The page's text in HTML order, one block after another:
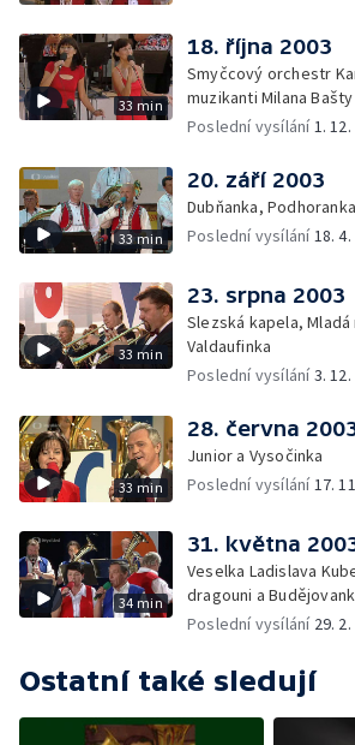
33 min
18. října 2003
Smyčcový orchestr
muzikanti Milana Bašty
Poslední vysílání1.
33 min
20. září 2003
Dubňanka,
Poslední vysílání18.
33 min
23. srpna 2003
Slezská kapela,
Valdaufinka
Poslední vysílání3.
33 min
28. června
Junior a Vysočinka
Poslední vysílání17.
34 min
31. května
Veselka Ladislava
dragouni a
Poslední vysílání 29.
Ostatní také sledují